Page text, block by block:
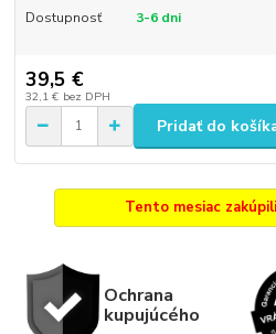
Dostupnosť 3-6 dni
39,5 €
32,1 € bez DPH
Pridať do
Tento mesiac
Ochrana
kupujúcého